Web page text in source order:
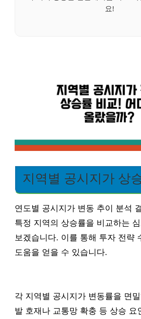
요!
지역별 공시지가 상
연도별 공시지가 변동 추이 분석
특정 지역의 상승률을 비교하는
보겠습니다. 이를 통해 투자 전략
도움을 얻을 수 있습니다.
각 지역별 공시지가 변동률을 면
발 호재나 교통망 확충 등 상승 요